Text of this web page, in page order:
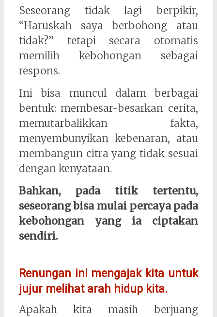
Seseorang tidak lagi berpikir,
“Haruskah saya berbohong atau
tidak?” tetapi secara otomatis
memilih kebohongan sebagai
respons.
Ini bisa muncul dalam berbagai
bentuk: membesar-besarkan cerita,
memutarbalikkan fakta,
menyembunyikan kebenaran, atau
membangun citra yang tidak sesuai
dengan kenyataan.
Bahkan, pada titik tertentu,
seseorang bisa mulai percaya pada
kebohongan yang ia ciptakan
sendiri.
Renungan ini mengajak kita untuk
jujur melihat arah hidup kita.
Apakah kita masih berjuang